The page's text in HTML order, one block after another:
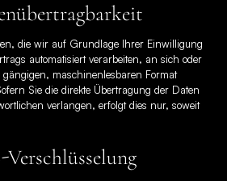
die wir auf Grundlage Ihrer Einwilligung
automatisiert verarbeiten, an sich oder
maschinenlesbaren Format
Sie die direkte Übertragung der Daten
verlangen, erfolgt dies nur, soweit